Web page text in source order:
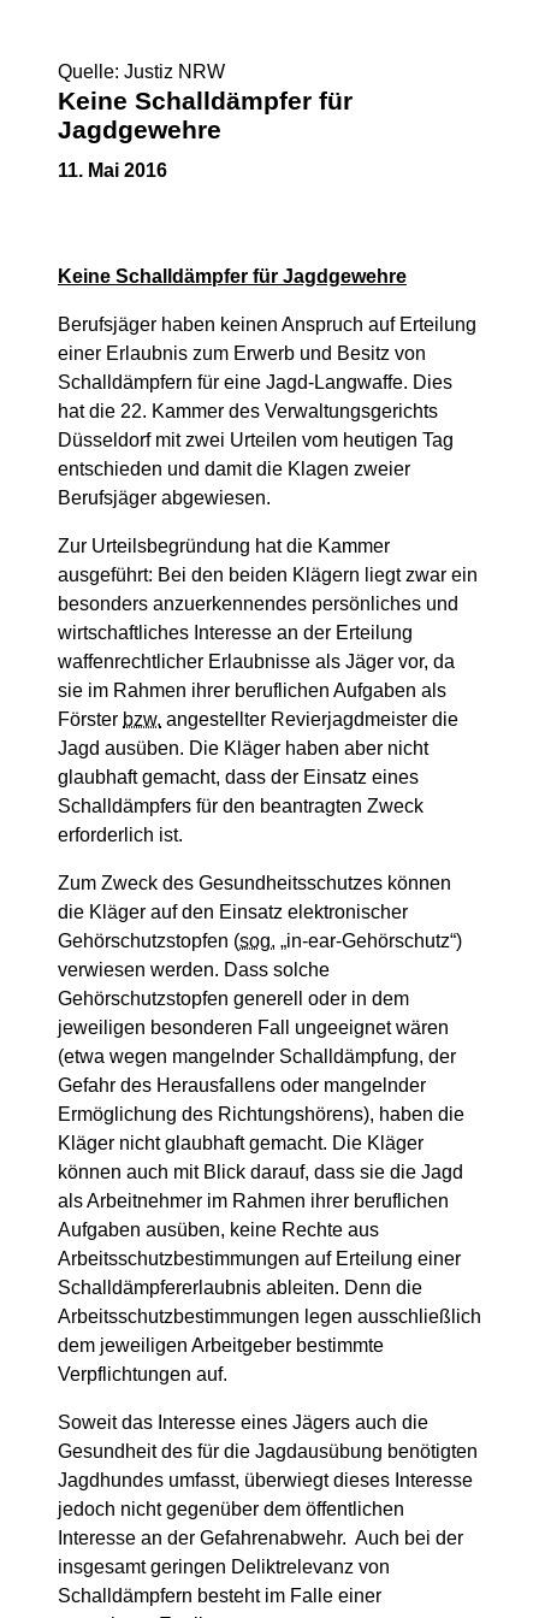
Quelle: Justiz NRW
Keine Schalldämpfer für
Jagdgewehre
11. Mai 2016
Keine Schalldämpfer für Jagdgewehre
Berufsjäger haben keinen Anspruch auf Erteilung
einer Erlaubnis zum Erwerb und Besitz von
Schalldämpfern für eine Jagd-Langwaffe. Dies
hat die 22. Kammer des Verwaltungsgerichts
Düsseldorf mit zwei Urteilen vom heutigen Tag
entschieden und damit die Klagen zweier
Berufsjäger abgewiesen.
Zur Urteilsbegründung hat die Kammer
ausgeführt: Bei den beiden Klägern liegt zwar ein
besonders anzuerkennendes persönliches und
wirtschaftliches Interesse an der Erteilung
waffenrechtlicher Erlaubnisse als Jäger vor, da
sie im Rahmen ihrer beruflichen Aufgaben als
Förster bzw. angestellter Revierjagdmeister die
Jagd ausüben. Die Kläger haben aber nicht
glaubhaft gemacht, dass der Einsatz eines
Schalldämpfers für den beantragten Zweck
erforderlich ist.
Zum Zweck des Gesundheitsschutzes können
die Kläger auf den Einsatz elektronischer
Gehörschutzstopfen (sog. „in-ear-Gehörschutz“)
verwiesen werden. Dass solche
Gehörschutzstopfen generell oder in dem
jeweiligen besonderen Fall ungeeignet wären
(etwa wegen mangelnder Schalldämpfung, der
Gefahr des Herausfallens oder mangelnder
Ermöglichung des Richtungshörens), haben die
Kläger nicht glaubhaft gemacht. Die Kläger
können auch mit Blick darauf, dass sie die Jagd
als Arbeitnehmer im Rahmen ihrer beruflichen
Aufgaben ausüben, keine Rechte aus
Arbeitsschutzbestimmungen auf Erteilung einer
Schalldämpfererlaubnis ableiten. Denn die
Arbeitsschutzbestimmungen legen ausschließlich
dem jeweiligen Arbeitgeber bestimmte
Verpflichtungen auf.
Soweit das Interesse eines Jägers auch die
Gesundheit des für die Jagdausübung benötigten
Jagdhundes umfasst, überwiegt dieses Interesse
jedoch nicht gegenüber dem öffentlichen
Interesse an der Gefahrenabwehr. Auch bei der
insgesamt geringen Deliktrelevanz von
Schalldämpfern besteht im Falle einer